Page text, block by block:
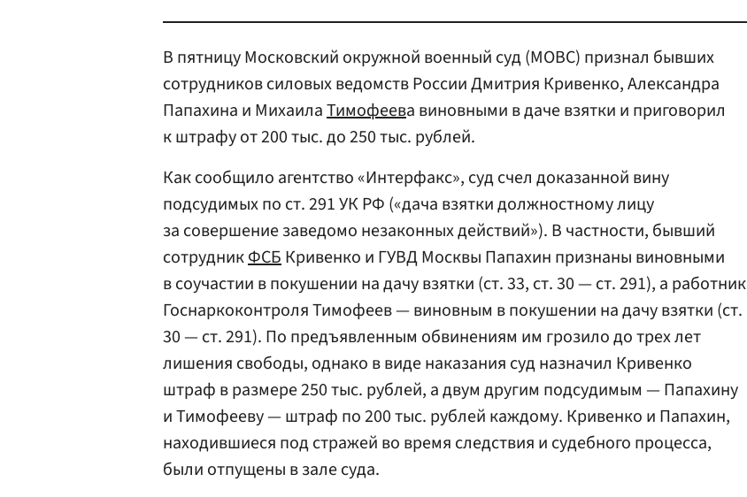
В пятницу Московский окружной военный суд (МОВС) признал бывших
сотрудников силовых ведомств России Дмитрия Кривенко, Александра
Папахина и МихаилаТимофеева виновными в даче взятки и приговорил
к штрафу от 200 тыс. до 250 тыс. рублей.
Как сообщило агентство «Интерфакс», суд счел доказанной вину
подсудимых по ст. 291 УК РФ («дача взятки должностному лицу
за совершение заведомо незаконных действий»). В частности, бывший
сотрудникФСБКривенко и ГУВД Москвы Папахин признаны виновными
в соучастии в покушении на дачу взятки (ст. 33, ст. 30 — ст. 291), а работник
Госнаркоконтроля Тимофеев — виновным в покушении на дачу взятки (ст.
30 — ст. 291). По предъявленным обвинениям им грозило до трех лет
лишения свободы, однако в виде наказания суд назначил Кривенко
штраф в размере 250 тыс. рублей, а двум другим подсудимым — Папахину
и Тимофееву — штраф по 200 тыс. рублей каждому. Кривенко и Папахин,
находившиеся под стражей во время следствия и судебного процесса,
были отпущены в зале суда.